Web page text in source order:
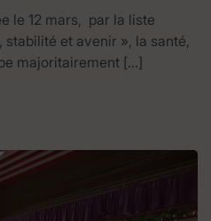
le 12 mars, par la liste
stabilité et avenir », la santé,
majoritairement […]